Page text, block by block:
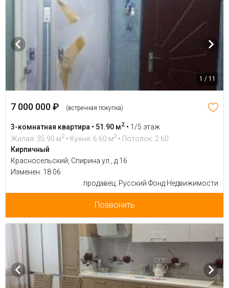
1 / 11
7 000 000 ₽ (встречная покупка)
3-комнатная квартира • 51.90 м2 • 1/5 этаж
Жилая: 35.90 м2 • Кухня: 6.60 м2 • Потолок: 2.60
Кирпичный
Красносельский, Спирина ул., д 16
Изменен: 18.06
продавец: Русский Фонд Недвижимости
Позвонить